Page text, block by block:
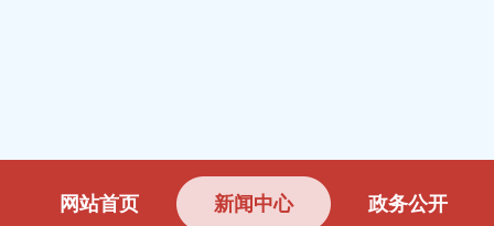
网站首页 新闻中心 政务公开